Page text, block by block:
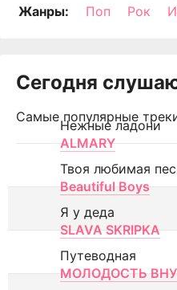
Жанры: Поп Рок
Сегодня
Самые популярные
Нежные ладони
ALMARY
Твоя любимая
Beautiful Boys
Я у деда
SLAVA SKRIPKA
Путеводная
МОЛОДОСТЬ